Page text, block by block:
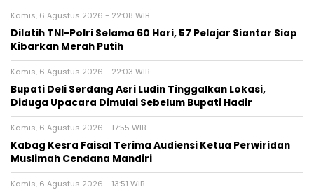
Kamis, 6 Agustus 2026 - 22:08 WIB
Dilatih TNI-Polri Selama 60 Hari, 57 Pelajar Siantar Siap
Kibarkan Merah Putih
Kamis, 6 Agustus 2026 - 22:03 WIB
Bupati Deli Serdang Asri Ludin Tinggalkan Lokasi,
Diduga Upacara Dimulai Sebelum Bupati Hadir
Kamis, 6 Agustus 2026 - 17:55 WIB
Kabag Kesra Faisal Terima Audiensi Ketua Perwiridan
Muslimah Cendana Mandiri
Kamis, 6 Agustus 2026 - 13:51 WIB